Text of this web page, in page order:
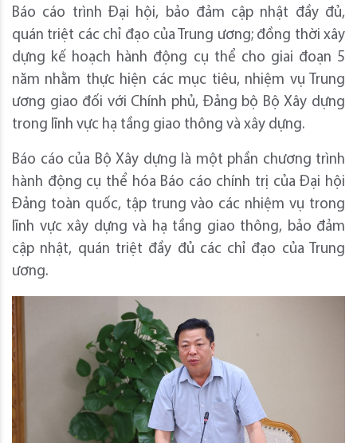
Báo cáo trình Đại hội, bảo đảm cập nhật đầy đủ,
quán triệt các chỉ đạo của Trung ương; đồng thời xây
dựng kế hoạch hành động cụ thể cho giai đoạn 5
năm nhằm thực hiện các mục tiêu, nhiệm vụ Trung
ương giao đối với Chính phủ, Đảng bộ Bộ Xây dựng
trong lĩnh vực hạ tầng giao thông và xây dựng.
Báo cáo của Bộ Xây dựng là một phần chương trình
hành động cụ thể hóa Báo cáo chính trị của Đại hội
Đảng toàn quốc, tập trung vào các nhiệm vụ trong
lĩnh vực xây dựng và hạ tầng giao thông, bảo đảm
cập nhật, quán triệt đầy đủ các chỉ đạo của Trung
ương.